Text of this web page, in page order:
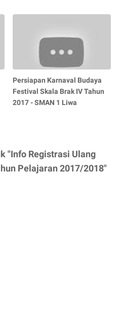
Persiapan Karnaval Budaya
Festival Skala Brak IV Tahun
2017 - SMAN 1 Liwa
"Info Registrasi Ulang
Pelajaran 2017/2018"